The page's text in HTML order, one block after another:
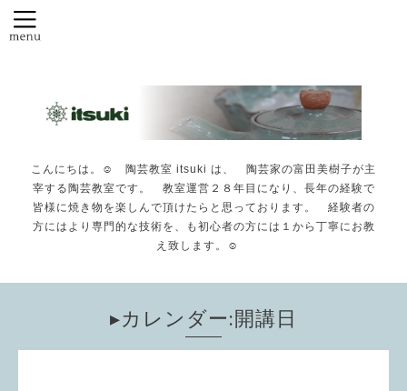
こんにちは。☺️ 陶芸教室 itsuki は、 陶芸家の富田美樹子が主
宰する陶芸教室です。 教室運営２８年目になり、長年の経験で
皆様に焼き物を楽しんで頂けたらと思っております。 経験者の
方にはより専門的な技術を、も初心者の方には１から丁寧にお教
え致します。☺️
▸カレンダー:開講日